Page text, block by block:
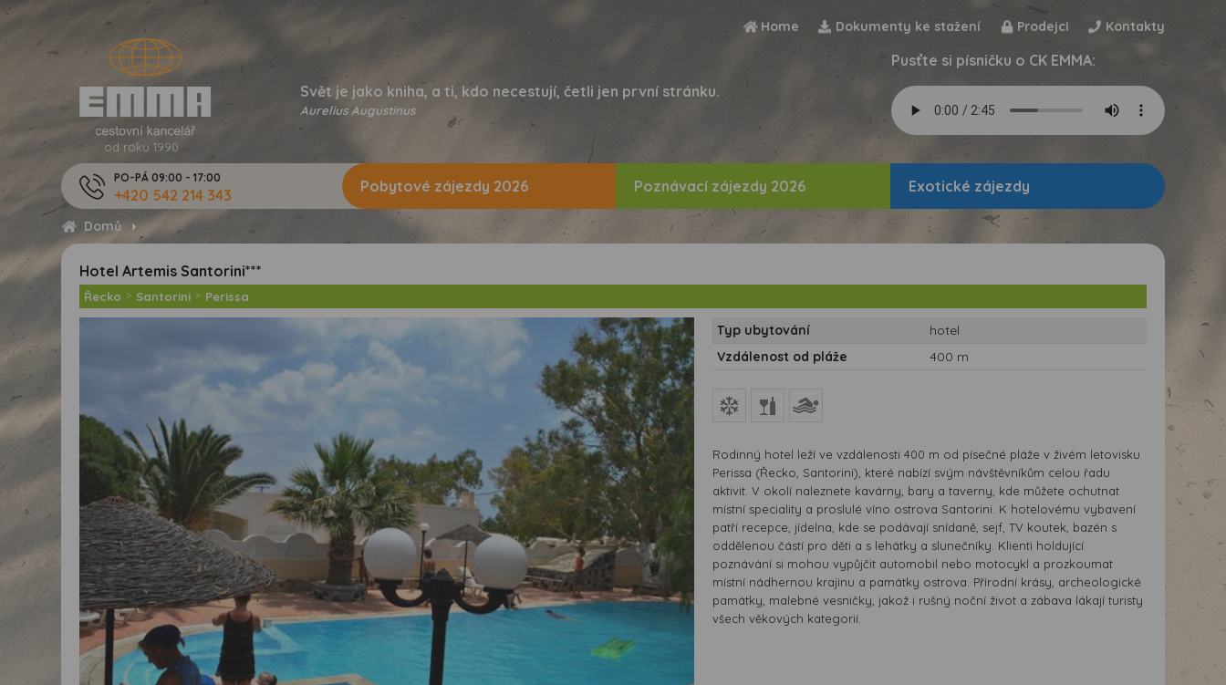
Home Dokumenty ke stažení Prodejci Kontakty
od roku 1990
Svět je jako kniha, a ti, kdo necestují, četli jen první stránku.
Aurelius Augustinus
Pusťte si písničku o CK EMMA:
PO-PÁ 09:00 - 17:00
+420 542 214 343
Domů
Pobytové zájezdy 2026 Poznávací zájezdy 2026 Exotické zájezdy
Hotel Artemis Santorini***
Řecko > Santorini > Perissa
Typ ubytování
hotel
Vzdálenost od pláže
400 m
Rodinný hotel leží ve vzdálenosti 400 m od písečné pláže v živém letovisku
Perissa (Řecko, Santorini), které nabízí svým návštěvníkům celou řadu
aktivit. V okolí naleznete kavárny, bary a taverny, kde můžete ochutnat
místní speciality a proslulé víno ostrova Santorini. K hotelovému vybavení
patří recepce, jídelna, kde se podávají snídaně, sejf, TV koutek, bazén s
oddělenou částí pro děti a s lehátky a slunečníky. Klienti holdující
poznávání si mohou vypůjčit automobil nebo motocykl a prozkoumat
místní nádhernou krajinu a památky ostrova. Přírodní krásy, archeologické
památky, malebné vesničky, jakož i rušný noční život a zábava lákají turisty
všech věkových kategorií.